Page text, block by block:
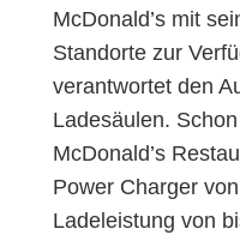
McDonald’s mit
Standorte zur
verantwortet den
Ladesäulen.
McDonald’s
Power Charger
Ladeleistung von